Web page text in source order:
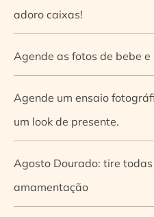
adoro caixas!
Agende as fotos de bebe
Agende um ensaio
um look de presente.
Agosto Dourado: tire
amamentação